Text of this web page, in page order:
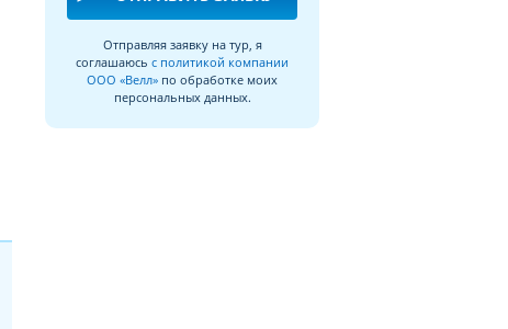
Отправляя заявку на тур, я
соглашаюсь с политикой компании
ООО «Велл» по обработке моих
персональных данных.